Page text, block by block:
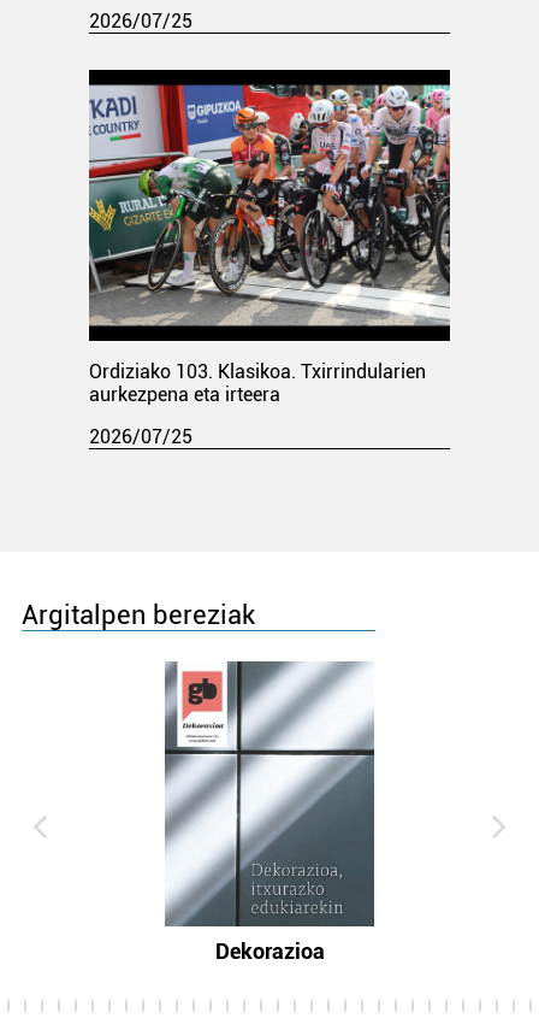
2026/07/25
Ordiziako 103. Klasikoa. Txirrindularien
aurkezpena eta irteera
2026/07/25
Argitalpen bereziak
Dekorazioa